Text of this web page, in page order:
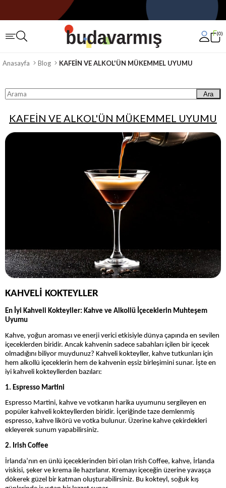
0
Anasayfa Blog KAFEİN VE ALKOL'ÜN MÜKEMMEL UYUMU
Ara
KAFEİN VE ALKOL'ÜN MÜKEMMEL UYUMU
KAHVELİ KOKTEYLLER
En İyi Kahveli Kokteyller: Kahve ve Alkollü İçeceklerin Muhteşem
Uyumu
Kahve, yoğun aroması ve enerji verici etkisiyle dünya çapında en sevilen
içeceklerden biridir. Ancak kahvenin sadece sabahları içilen bir içecek
olmadığını biliyor muydunuz? Kahveli kokteyller, kahve tutkunları için
hem alkollü içeceklerin hem de kahvenin eşsiz birleşimini sunar. İşte en
iyi kahveli kokteyllerden bazıları:
1. Espresso Martini
Espresso Martini, kahve ve votkanın harika uyumunu sergileyen en
popüler kahveli kokteyllerden biridir. İçeriğinde taze demlenmiş
espresso, kahve likörü ve votka bulunur. Üzerine kahve çekirdekleri
ekleyerek sunum yapabilirsiniz.
2. Irish Coffee
İrlanda’nın en ünlü içeceklerinden biri olan Irish Coffee, kahve, İrlanda
viskisi, şeker ve krema ile hazırlanır. Kremayı içeceğin üzerine yavaşça
dökerek güzel bir katman oluşturabilirsiniz. Bu kokteyl, soğuk kış